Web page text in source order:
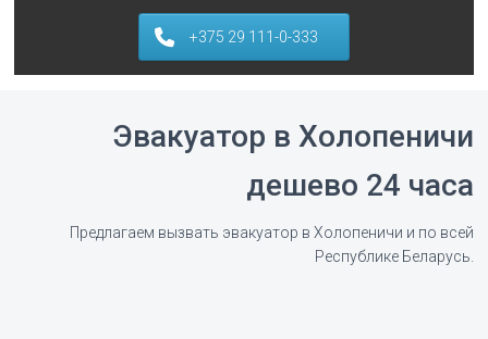
+375 29 111-0-333
Эвакуатор в Холопеничи
дешево 24 часа
Предлагаем вызвать эвакуатор в Холопеничи и по всей
Республике Беларусь.